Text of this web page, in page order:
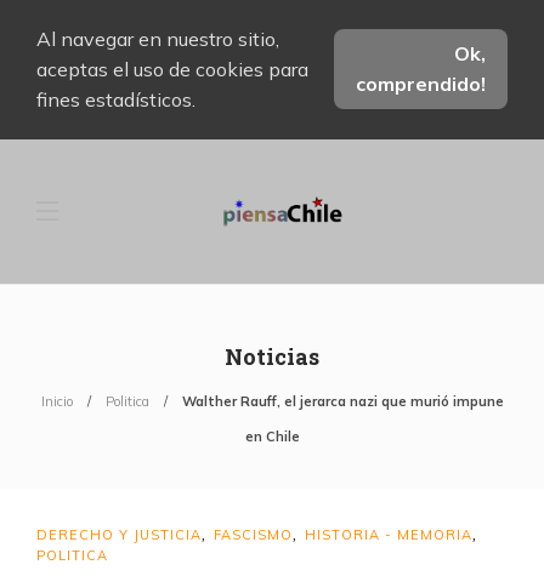
Al navegar en nuestro sitio,
aceptas el uso de cookies para
fines estadísticos.
Ok,
comprendido!
Noticias
Inicio Politica Walther Rauff, el jerarca nazi que murió impune
en Chile
DERECHO Y JUSTICIA FASCISMO HISTORIA - MEMORIA
POLITICA